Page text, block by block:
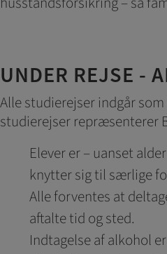
UNDER REJSE -
Alle studierejser indgår
studierejser repræsenterer
Elever er – uanset
knytter sig til særlige
Alle forventes at
aftalte tid og sted.
Indtagelse af alkohol